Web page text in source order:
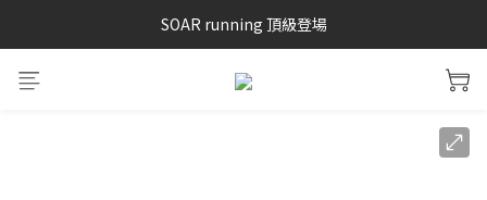
SAYSKY 26'春夏兩件85折
SOAR running 頂級登場
加入LINE好友 再領100購物金 點我加入